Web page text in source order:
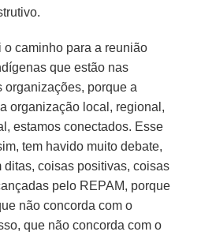
o caminho para a reunião
que estão nas
organizações, porque a
organização local, regional,
estamos conectados. Esse
tem havido muito debate,
ditas, coisas positivas, coisas
pelo REPAM, porque
não concorda com o
que não concorda com o